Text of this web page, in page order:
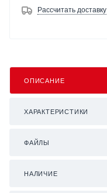
Рассчитать доставку
ОПИСАНИЕ
ХАРАКТЕРИСТИКИ
ФАЙЛЫ
НАЛИЧИЕ